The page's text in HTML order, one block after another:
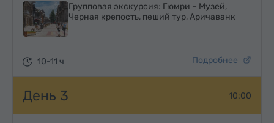
Групповая экскурсия: Гюмри – Музей,
Черная крепость, пеший тур, Аричаванк
Подробнее
10-11 ч
День 3 10:00